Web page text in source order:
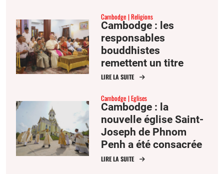
Cambodge Religions
Cambodge : les
responsables
bouddhistes
remettent un titre
honorifique à l’évêque
des décennies de
coopération
LIRE LA SUITE
Cambodge Eglises
Cambodge : la
nouvelle église Saint-
Joseph de Phnom
Penh a été consacrée
en présence de plus
LIRE LA SUITE